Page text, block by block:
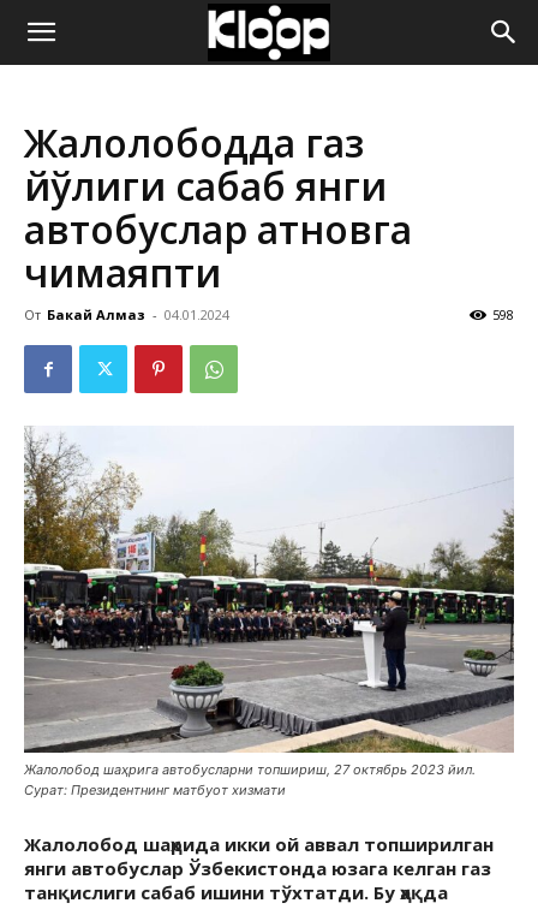
ҚИРҒИЗИСТОН
ЯНГИЛИКЛАРИ
Жалолободда газ
йўқлиги сабаб янги
автобуслар қатновга
чиқмаяпти
От Бакай Алмаз - 04.01.2024 598
Жалолобод шаҳрига автобусларни топшириш, 27 октябрь 2023 йил.
Сурат: Президентнинг матбуот хизмати
Жалолобод шаҳрида икки ой аввал топширилган
янги автобуслар Ўзбекистонда юзага келган газ
танқислиги сабаб ишини тўхтатди. Бу ҳақда